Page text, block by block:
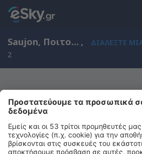
Saujon, Ποιτού-Σαρέντ, Γαλλία ,
ΔΙΑΛΈΞΤΕ
2
Μας συγχωρείτε, δεν
αποτελέσματα για την